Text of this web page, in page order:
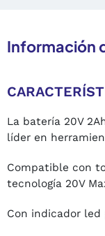
Información
La batería 20V
líder en
Compatible con
tecnología 20V
Con indicador